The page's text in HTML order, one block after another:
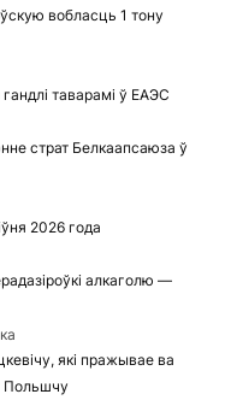
вобласць 1 тону
таварамі ў ЕАЭС
страт Белкаапсаюза ў
2026 года
алкаголю —
які пражывае ва
Польшчу